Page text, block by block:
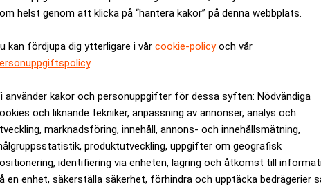
helst genom att klicka på “hantera kakor” på denna webbplats.
kan fördjupa dig ytterligare i vår cookie-policyoch vår
.
använder kakor och personuppgifter för dessa syften: Nödvändiga
och liknande tekniker, anpassning av annonser, analys och
marknadsföring, innehåll, annons- och innehållsmätning,
produktutveckling, uppgifter om geografisk
identifiering via enheten, lagring och åtkomst till
en enhet, säkerställa säkerhet, förhindra och upptäcka bedrägerier
kom nya siffror som visade att försäljningen av nya
centralbanken Federal Reserve ska sänka styrräntan
0,3 procent och stängde på 13.912,9, medan Nasdaqs
är kostnadsfritt: Prenumerera